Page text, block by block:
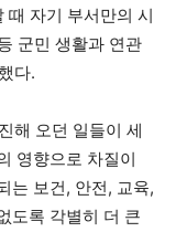
때 자기 부서만의 시
군민 생활과 연관
다.
해 오던 일들이 세
영향으로 차질이
는 보건, 안전, 교육,
도록 각별히 더 큰